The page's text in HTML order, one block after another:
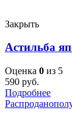
Закрыть
Астильба
Оценка 0 из 5
590 руб.
Подробнее
Распродано